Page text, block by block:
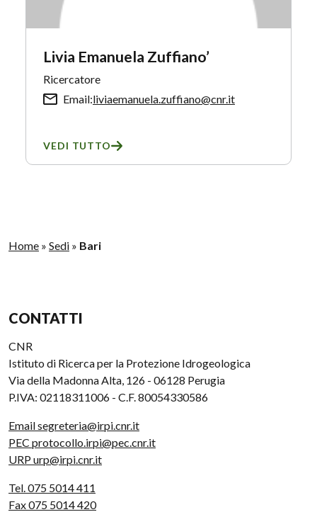
Livia Emanuela Zuffiano’
Ricercatore
Email:liviaemanuela.zuffiano@cnr.it
VEDI TUTTO
Home » Sedi » Bari
CONTATTI
CNR
Istituto di Ricerca per la Protezione Idrogeologica
Via della Madonna Alta, 126 - 06128 Perugia
P.IVA: 02118311006 - C.F. 80054330586
Email segreteria@irpi.cnr.it
PEC protocollo.irpi@pec.cnr.it
URP urp@irpi.cnr.it
Tel. 075 5014 411
Fax 075 5014 420